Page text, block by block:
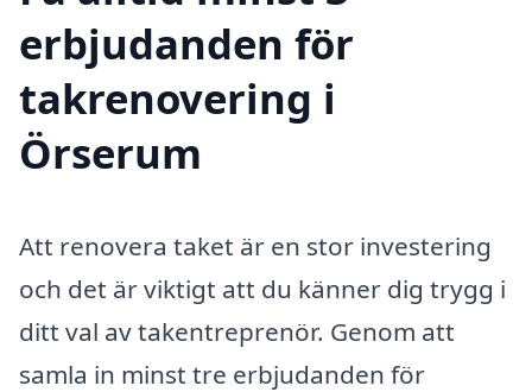
erbjudanden för
takrenovering i
Örserum
Att renovera taket är en stor investering
och det är viktigt att du känner dig trygg i
ditt val av takentreprenör. Genom att
samla in minst tre erbjudanden för